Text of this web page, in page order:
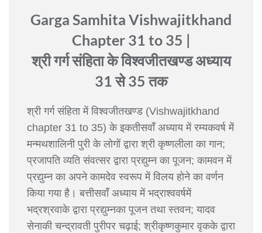
Garga Samhita Vishwajitkhand
Chapter 31 to 35 |
श्री गर्ग संहिता के विश्वजीतखण्ड अध्याय
31 से 35 तक
श्री गर्ग संहिता में विश्वजीतखण्ड (Vishwajitkhand
chapter 31 to 35) के इकतीसवाँ अध्याय में रम्यकवर्ष में
मन्मथशालिनी पुरी के लोगों द्वारा श्री कृष्णलीला का गान;
प्रजापति व्यति संवत्सर द्वारा प्रद्युम्न का पूजन; कामवन में
प्रद्युम्न का अपने कामदेव स्वरूप में विलय होने का वर्णन
किया गया है। बत्तीसवाँ अध्याय में भद्राश्ववर्षमें
भद्रश्रवाके द्वारा प्रद्युम्नका पूजन तथा स्तवन; यादव
सेनाकी चन्द्रावती पुरीपर चढ़ाई; श्रीकृष्णकुमार वृकके द्वारा